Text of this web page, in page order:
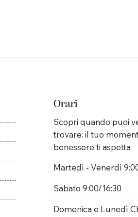
Orari
Scopri quando puoi
trovare: il tuo
benessere ti aspetta
Martedì - Venerdì
Sabato 9:00/16:30
Domenica e Lunedì